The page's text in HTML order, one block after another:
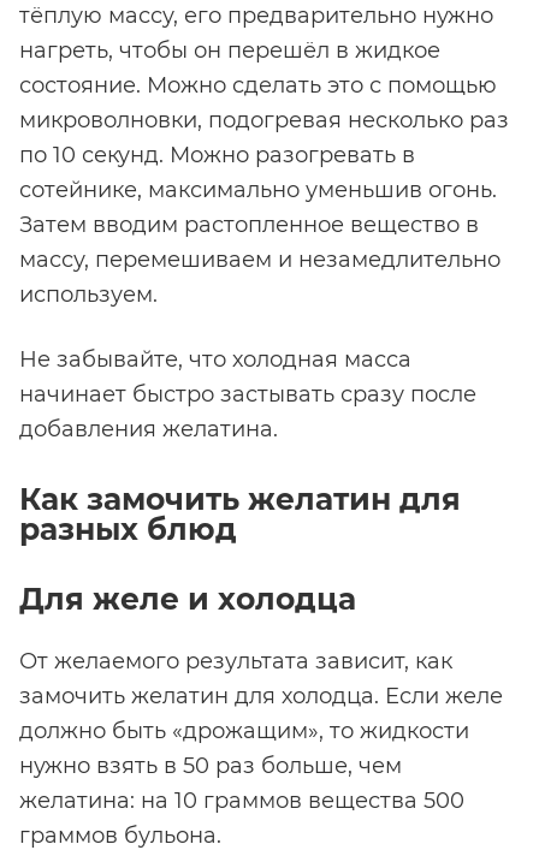
тёплую массу, его предварительно нужно
нагреть, чтобы он перешёл в жидкое
состояние. Можно сделать это с помощью
микроволновки, подогревая несколько раз
по 10 секунд. Можно разогревать в
сотейнике, максимально уменьшив огонь.
Затем вводим растопленное вещество в
массу, перемешиваем и незамедлительно
используем.
Не забывайте, что холодная масса
начинает быстро застывать сразу после
добавления желатина.
Как замочить желатин для
разных блюд
Для желе и холодца
От желаемого результата зависит, как
замочить желатин для холодца. Если желе
должно быть «дрожащим», то жидкости
нужно взять в 50 раз больше, чем
желатина: на 10 граммов вещества 500
граммов бульона.